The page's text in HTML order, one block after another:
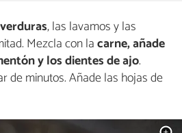
, las lavamos y las
Mezcla con lacarne, añade
y los dientes de ajo.
de minutos. Añade las hojas de